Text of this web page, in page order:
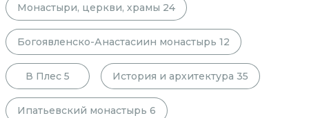
Монастыри, церкви, храмы 24
Богоявленско-Анастасиин монастырь 12
В Плес 5 История и архитектура 35
Ипатьевский монастырь 6